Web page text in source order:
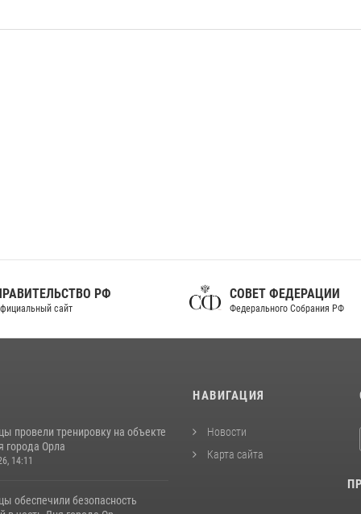
РФ
сайт
СОВЕТ ФЕДЕРАЦИИ
Федерального Собрания РФ
провели тренировку на объекте
города Орла
14:11
обеспечили безопасность
НАВИГАЦИЯ
Новости
Карта сайта